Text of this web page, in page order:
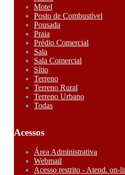
Motel
Posto de Combustível
Pousada
Praia
Prédio Comercial
Sala
Sala Comercial
Sítio
Terreno
Terreno Rural
Terreno Urbano
Todas
Acessos
Área Administrativa
Webmail
Acesso restrito - Atend. on-